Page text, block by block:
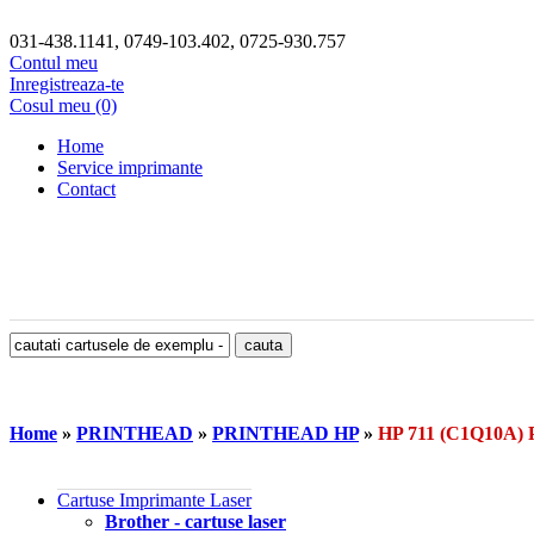
031-438.1141, 0749-103.402, 0725-930.757
Contul meu
Inregistreaza-te
Cosul meu (0)
Home
Service imprimante
Contact
Home » PRINTHEAD » PRINTHEAD HP» HP 711
Cartuse Imprimante Laser
Brother - cartuse laser